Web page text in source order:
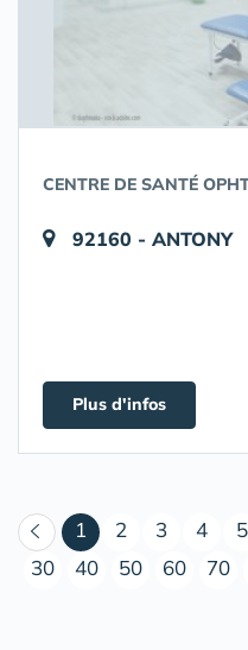
CENTRE DE SANTÉ
92160 - ANTONY
Plus d'infos
1 (courant)
2 3 4 5
30
40 50 60 70